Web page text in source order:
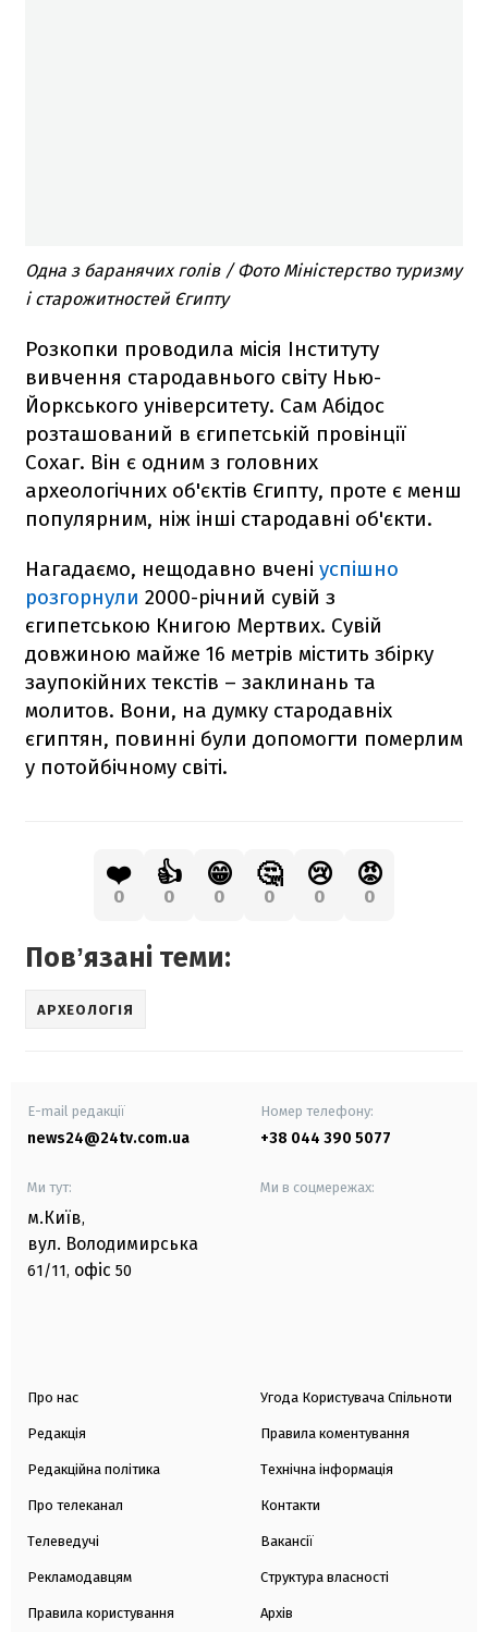
Одна з баранячих голів / Фото Міністерство туризму
і старожитностей Єгипту
Розкопки проводила місія Інституту
вивчення стародавнього світу Нью-
Йоркського університету. Сам Абідос
розташований в єгипетській провінції
Сохаг. Він є одним з головних
археологічних об'єктів Єгипту, проте є менш
популярним, ніж інші стародавні об'єкти.
Нагадаємо, нещодавно вчені успішно
розгорнули 2000-річний сувій з
єгипетською Книгою Мертвих. Сувій
довжиною майже 16 метрів містить збірку
заупокійних текстів – заклинань та
молитов. Вони, на думку стародавніх
єгиптян, повинні були допомогти померлим
у потойбічному світі.
❤️
0
👍
0
😁
0
🤔
0
😢
0
😡
0
Повʼязані теми:
АРХЕОЛОГІЯ
E-mail редакції
news24@24tv.com.ua
Номер телефону:
+38 044 390 5077
Ми тут:
м.Київ,
вул. Володимирська
61/11, офіс 50
Ми в соцмережах:
Про нас
Редакція
Редакційна політика
Про телеканал
Телеведучі
Рекламодавцям
Правила користування
Угода Користувача Спільноти
Правила коментування
Технічна інформація
Контакти
Вакансії
Структура власності
Архів